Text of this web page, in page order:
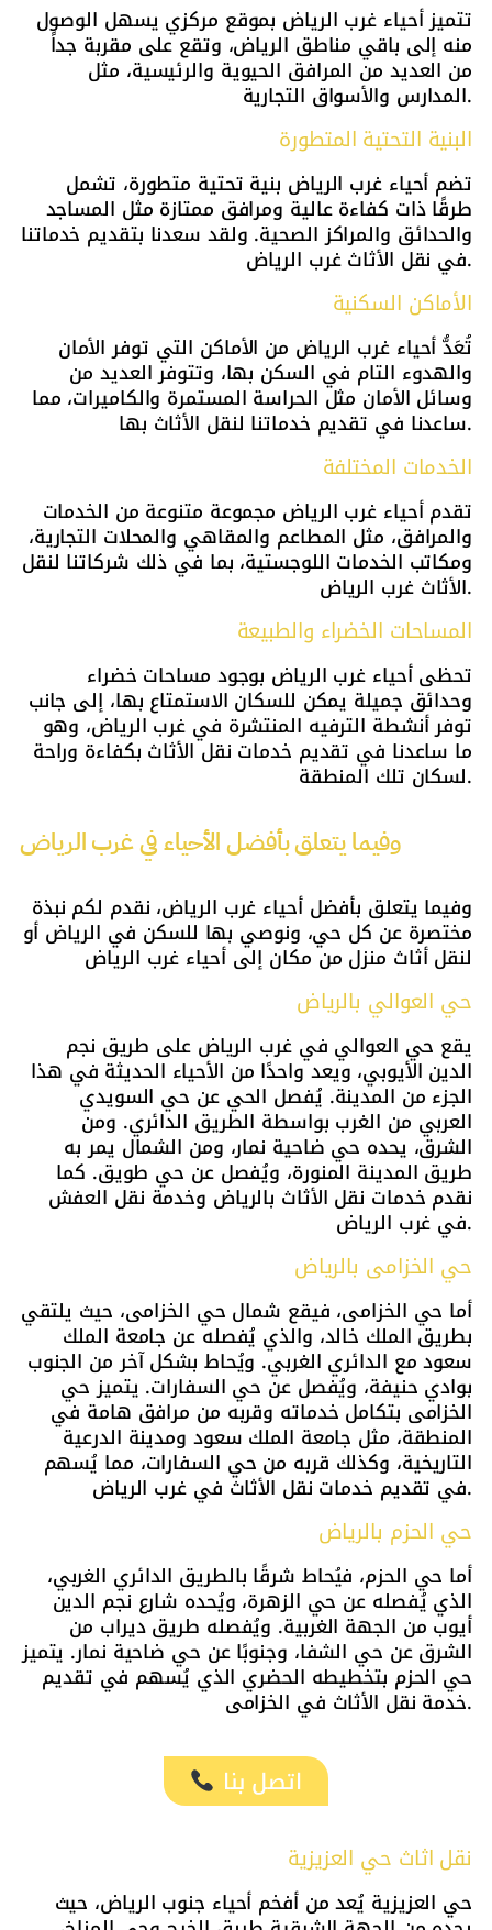
تتميز أحياء غرب الرياض بموقع مركزي يسهل الوصول
منه إلى باقي مناطق الرياض، وتقع على مقربة جداً
من العديد من المرافق الحيوية والرئيسية، مثل
المدارس والأسواق التجارية.
البنية التحتية المتطورة
تضم أحياء غرب الرياض بنية تحتية متطورة، تشمل
طرقًا ذات كفاءة عالية ومرافق ممتازة مثل المساجد
والحدائق والمراكز الصحية. ولقد سعدنا بتقديم خدماتنا
في نقل الأثاث غرب الرياض.
الأماكن السكنية
تُعَدُّ أحياء غرب الرياض من الأماكن التي توفر الأمان
والهدوء التام في السكن بها، وتتوفر العديد من
وسائل الأمان مثل الحراسة المستمرة والكاميرات، مما
ساعدنا في تقديم خدماتنا لنقل الأثاث بها.
الخدمات المختلفة
تقدم أحياء غرب الرياض مجموعة متنوعة من الخدمات
والمرافق، مثل المطاعم والمقاهي والمحلات التجارية،
ومكاتب الخدمات اللوجستية، بما في ذلك شركاتنا لنقل
الأثاث غرب الرياض.
المساحات الخضراء والطبيعة
تحظى أحياء غرب الرياض بوجود مساحات خضراء
وحدائق جميلة يمكن للسكان الاستمتاع بها، إلى جانب
توفر أنشطة الترفيه المنتشرة في غرب الرياض، وهو
ما ساعدنا في تقديم خدمات نقل الأثاث بكفاءة وراحة
لسكان تلك المنطقة.
وفيما يتعلق بأفضل الأحياء في غرب الرياض
وفيما يتعلق بأفضل أحياء غرب الرياض، نقدم لكم نبذة
مختصرة عن كل حي، ونوصي بها للسكن في الرياض أو
لنقل أثاث منزل من مكان إلى أحياء غرب الرياض
حي العوالي بالرياض
يقع حي العوالي في غرب الرياض على طريق نجم
الدين الأيوبي، ويعد واحدًا من الأحياء الحديثة في هذا
الجزء من المدينة. يُفصل الحي عن حي السويدي
العربي من الغرب بواسطة الطريق الدائري. ومن
الشرق، يحده حي ضاحية نمار، ومن الشمال يمر به
طريق المدينة المنورة، ويُفصل عن حي طويق. كما
نقدم خدمات نقل الأثاث بالرياض وخدمة نقل العفش
في غرب الرياض.
حي الخزامى بالرياض
أما حي الخزامى، فيقع شمال حي الخزامى، حيث يلتقي
بطريق الملك خالد، والذي يُفصله عن جامعة الملك
سعود مع الدائري الغربي. ويُحاط بشكل آخر من الجنوب
بوادي حنيفة، ويُفصل عن حي السفارات. يتميز حي
الخزامى بتكامل خدماته وقربه من مرافق هامة في
المنطقة، مثل جامعة الملك سعود ومدينة الدرعية
التاريخية، وكذلك قربه من حي السفارات، مما يُسهم
في تقديم خدمات نقل الأثاث في غرب الرياض.
حي الحزم بالرياض
أما حي الحزم، فيُحاط شرقًا بالطريق الدائري الغربي،
الذي يُفصله عن حي الزهرة، ويُحده شارع نجم الدين
أيوب من الجهة الغربية. ويُفصله طريق ديراب من
الشرق عن حي الشفا، وجنوبًا عن حي ضاحية نمار. يتميز
حي الحزم بتخطيطه الحضري الذي يُسهم في تقديم
خدمة نقل الأثاث في الخزامى.
اتصل بنا
نقل اثاث حي العزيزية
حي العزيزية يُعد من أفخم أحياء جنوب الرياض، حيث